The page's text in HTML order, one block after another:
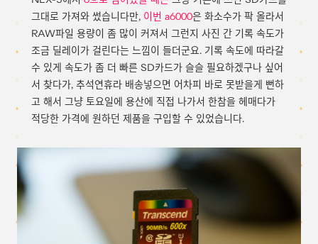
그대로 가져와 썼습니다만, 이번 a6000은 화소수가 팍 올라서
RAW파일 용량이 좀 많이 커져서 그런지 사진 간 기록 속도가
조금 딜레이가 걸린다는 느낌이 들더군요. 기록 속도에 따라갈
수 있게 속도가 좀 더 빠른 SD카드가 슬슬 필요하겠구나 싶어
서 찾다가, 추석연휴라 배송넣으면 어차피 바로 못받을게 뻔하
고 해서 그냥 토요일에 용산에 직접 나가서 한참을 헤매다가
적당한 가격에 원하던 제품을 구입할 수 있었습니다.